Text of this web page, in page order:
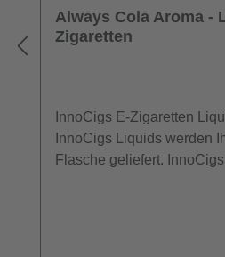
Always Cola Aroma -
Zigaretten
InnoCigs E-Zigaretten Liquid
InnoCigs Liquids werden
Flasche geliefert.